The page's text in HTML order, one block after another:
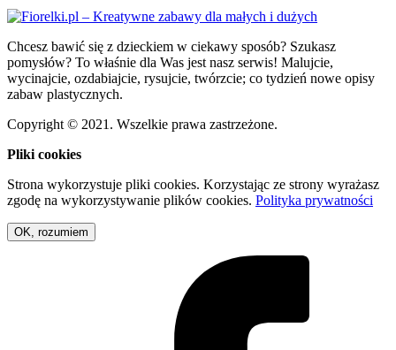
Chcesz bawić się z dzieckiem w ciekawy sposób? Szukasz
pomysłów? To właśnie dla Was jest nasz serwis! Malujcie,
wycinajcie, ozdabiajcie, rysujcie, twórzcie; co tydzień nowe opisy
zabaw plastycznych.
Copyright © 2021. Wszelkie prawa zastrzeżone.
Pliki cookies
Strona wykorzystuje pliki cookies. Korzystając ze strony wyrażasz
zgodę na wykorzystywanie plików cookies. Polityka prywatności
OK, rozumiem